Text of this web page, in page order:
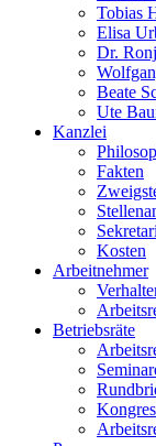
Tobias
Elisa
Dr.
Beate
Ute
Kanzlei
Fakten
Kosten
Arbeitnehmer
Betriebsräte